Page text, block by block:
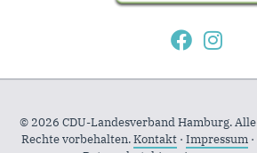
© 2026 CDU-Landesverband Hamburg. Alle
Rechte vorbehalten.Kontakt · Impressum ·